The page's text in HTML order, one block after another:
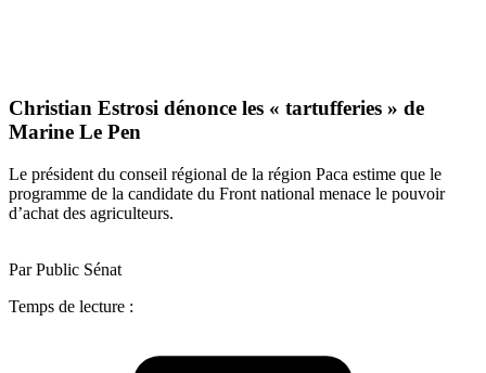
Christian Estrosi dénonce les « tartufferies » de
Marine Le Pen
Le président du conseil régional de la région Paca estime que le
programme de la candidate du Front national menace le pouvoir
d’achat des agriculteurs.
Par Public Sénat
Temps de lecture :